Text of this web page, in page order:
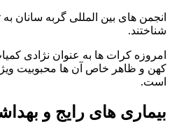
انجمن‌ های بین‌ المللی گربه‌ سانان
شناختند.
امروزه کرات‌ ها به‌ عنوان نژادی
کهن و ظاهر خاص آن‌ ها محبوبیت
است.
بیماری های رایج و